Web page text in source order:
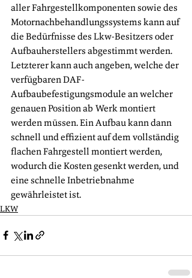
aller Fahrgestellkomponenten sowie des
Motornachbehandlungssystems kann auf
die Bedürfnisse des Lkw-Besitzers oder
Aufbauherstellers abgestimmt werden.
Letzterer kann auch angeben, welche der
verfügbaren DAF-
Aufbaubefestigungsmodule an welcher
genauen Position ab Werk montiert
werden müssen. Ein Aufbau kann dann
schnell und effizient auf dem vollständig
flachen Fahrgestell montiert werden,
wodurch die Kosten gesenkt werden, und
eine schnelle Inbetriebnahme
gewährleistet ist.
LKW